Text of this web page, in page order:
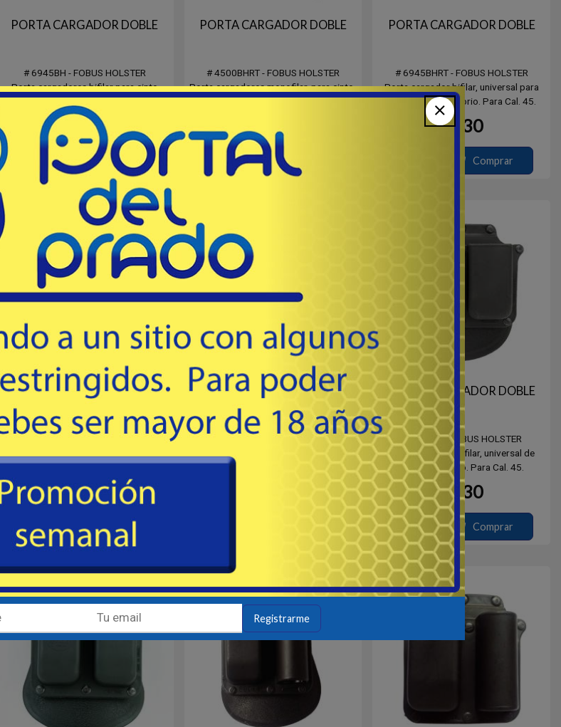
PORTA CARGADOR DOBLE
# 6945BH - FOBUS HOLSTER
Porta cargadores bifilar para cinto
común hasta 1¾". Para Cal. 45.
30
Comprar
PORTA CARGADOR DOBLE
# 4500BHRT - FOBUS HOLSTER
Porta cargadores monofilar, para cinto,
roativo. Para Cal. 45.
USD 30
Comprar
PORTA CARGADOR DOBLE
# 6945BHRT - FOBUS HOLSTER
Porta cargador bifilar, universal para
cinto común giratorio. Para Cal. 45.
USD 30
Comprar
Destacado Outlet
PORTA CARGADOR DOBLE
# 6945 - FOBUS HOLSTER
Porta cargador bifilar, universal, de
paleta. Para Cal. 45.
USD 30
Comprar
PORTA CARGADOR DOBLE
# 4500RT - FOBUS FOBUS
Porta cargadores monofilar de paleta,
rotativo. Para Cal. 45.
PORTA CARGADOR DOBLE
# 6945RT - FOBUS HOLSTER
Porta cargador bifilar, universal de
paleta, giratorio. Para Cal. 45.
USD 30
Comprar
Destacado Outlet Destacado Destacado Outlet
Registrarme